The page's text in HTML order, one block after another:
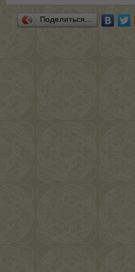
Поделиться…